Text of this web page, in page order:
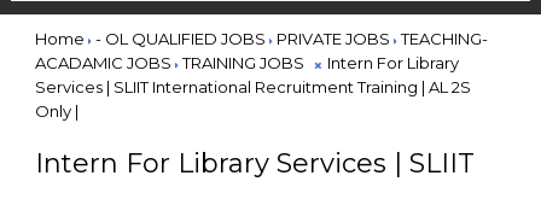
Home - OL QUALIFIED JOBS PRIVATE JOBS
TEACHING-
ACADAMIC JOBS
TRAINING JOBS
Intern For Library
Services | SLIIT International Recruitment Training | AL 2S
Only |
Intern For Library Services | SLIIT